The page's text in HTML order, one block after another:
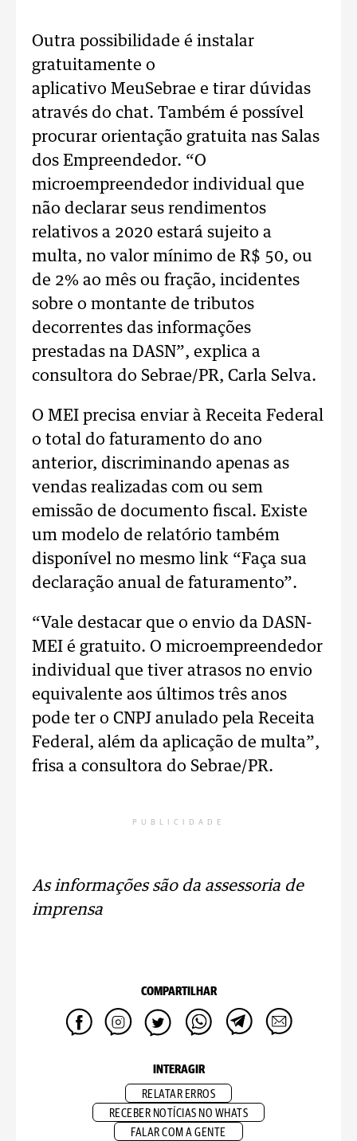
Outra possibilidade é instalar
gratuitamente o
aplicativo MeuSebrae e tirar dúvidas
através do chat. Também é possível
procurar orientação gratuita nas Salas
dos Empreendedor. “O
microempreendedor individual que
não declarar seus rendimentos
relativos a 2020 estará sujeito a
multa, no valor mínimo de R$ 50, ou
de 2% ao mês ou fração, incidentes
sobre o montante de tributos
decorrentes das informações
prestadas na DASN”, explica a
consultora do Sebrae/PR, Carla Selva.
O MEI precisa enviar à Receita Federal
o total do faturamento do ano
anterior, discriminando apenas as
vendas realizadas com ou sem
emissão de documento fiscal. Existe
um modelo de relatório também
disponível no mesmo link “Faça sua
declaração anual de faturamento”.
“Vale destacar que o envio da DASN-
MEI é gratuito. O microempreendedor
individual que tiver atrasos no envio
equivalente aos últimos três anos
pode ter o CNPJ anulado pela Receita
Federal, além da aplicação de multa”,
frisa a consultora do Sebrae/PR.
PUBLICIDADE
As informações são da assessoria de
imprensa
COMPARTILHAR
INTERAGIR
RELATAR ERROS
RECEBER NOTÍCIAS NO WHATS
FALAR COM A GENTE